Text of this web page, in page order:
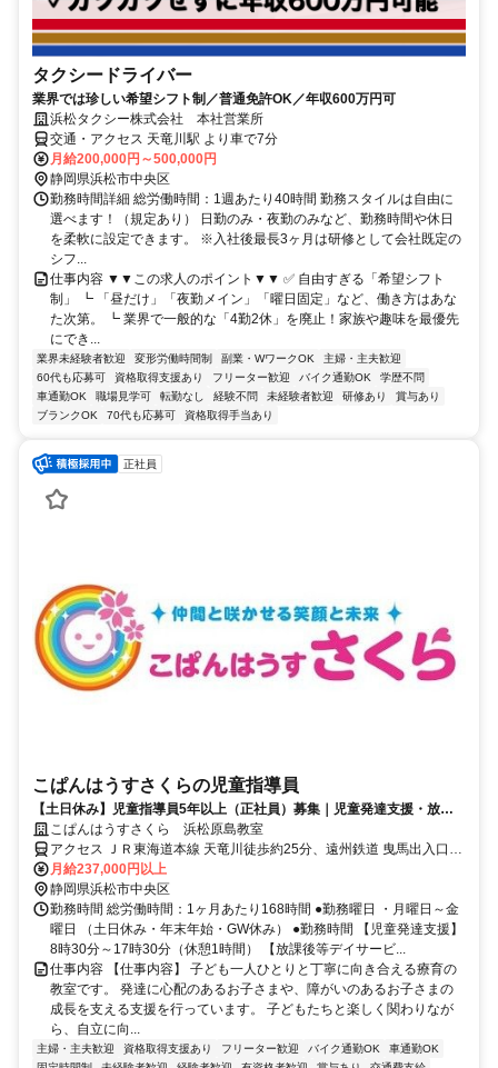
タクシードライバー
業界では珍しい希望シフト制／普通免許OK／年収600万円可
浜松タクシー株式会社 本社営業所
交通・アクセス 天竜川駅 より車で7分
月給200,000円～500,000円
静岡県浜松市中央区
勤務時間詳細 総労働時間：1週あたり40時間 勤務スタイルは自由に
選べます！（規定あり） 日勤のみ・夜勤のみなど、勤務時間や休日
を柔軟に設定できます。 ※入社後最長3ヶ月は研修として会社既定の
シフ...
仕事内容 ▼▼この求人のポイント▼▼ ✅ 自由すぎる「希望シフト
制」 ┗ 「昼だけ」「夜勤メイン」「曜日固定」など、働き方はあな
た次第。 ┗ 業界で一般的な「4勤2休」を廃止！家族や趣味を最優先
にでき...
業界未経験者歓迎 変形労働時間制 副業・WワークOK
主婦・主夫歓迎
60代も応募可
資格取得支援あり フリーター歓迎 バイク通勤OK
学歴不問
車通勤OK
職場見学可 転勤なし 経験不問 未経験者歓迎 研修あり
賞与あり
ブランクOK
70代も応募可 資格取得手当あり
正社員
こぱんはうすさくらの児童指導員
【土日休み】児童指導員5年以上（正社員）募集｜児童発達支援・放デ
イ こぱんはうすさくら 浜松原島教室
アクセス ＪＲ東海道本線 天竜川徒歩約25分、遠州鉄道 曳馬出入口2
徒歩約35分、遠州鉄道 自動車学校前徒歩約39分
月給237,000円以上
静岡県浜松市中央区
勤務時間 総労働時間：1ヶ月あたり168時間 ●勤務曜日 ・月曜日～金
曜日 （土日休み・年末年始・GW休み） ●勤務時間 【児童発達支援】
8時30分～17時30分（休憩1時間） 【放課後等デイサービ...
仕事内容 【仕事内容】 子ども一人ひとりと丁寧に向き合える療育の
教室です。 発達に心配のあるお子さまや、障がいのあるお子さまの
成長を支える支援を行っています。 子どもたちと楽しく関わりなが
ら、自立に向...
主婦・主夫歓迎 資格取得支援あり フリーター歓迎 バイク通勤OK
車通勤OK